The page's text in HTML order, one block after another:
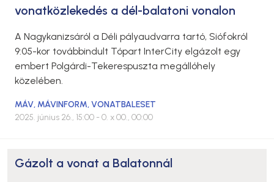
vonatközlekedés a dél-balatoni vonalon
A Nagykanizsáról a Déli pályaudvarra tartó, Siófokról
9:05-kor továbbindult Tópart InterCity elgázolt egy
embert Polgárdi-Tekerespuszta megállóhely ​
közelében.
MÁV, MÁVINFORM,VONATBALESET
2025. június 26., 15:00 - 0. x 00., 00:00
Gázolt a vonat a Balatonnál